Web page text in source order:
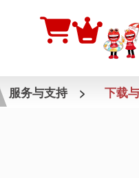
服务与支持 > 下载